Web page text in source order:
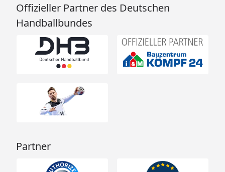
Offizieller Partner des Deutschen
Handballbundes
Partner